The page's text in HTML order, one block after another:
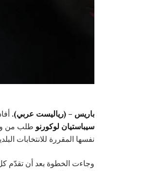
باريس – (رياليست عربي).
سيباستيان لوكورنو طلب من
نفسها المقررة للانتخابات البلدية، في 15 و22 مارس، وذلك في ظل تقديم مذكرتي
وجاءت الخطوة بعد أن